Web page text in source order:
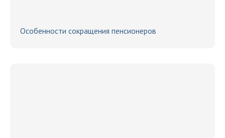
Особенности сокращения пенсионеров